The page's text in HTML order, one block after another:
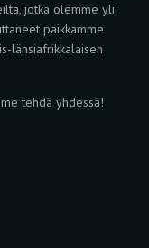
jotka olemme yli
paikkamme
länsiafrikkalaisen
tehdä yhdessä!